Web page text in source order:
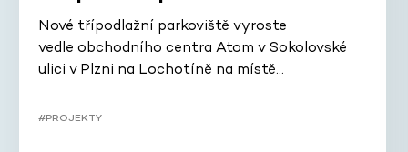
Nové třípodlažní parkoviště vyroste
vedle obchodního centra Atom v Sokolovské
ulici v Plzni na Lochotíně na místě…
#PROJEKTY